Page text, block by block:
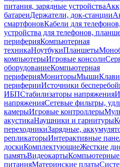
питания, зарядные устройства
батареиДержатели, док-станции
смартфоновКабели для
устройства для телефонов,
периферияКомпьютерная
техникаНоутбукиПланшеты
компьютерыИгровые консоли
оборудованиеКомпьютерная
периферияМониторыМыши
периферииИсточники
ИБПСтабилизаторы напряжения
напряженияСетевые фильтры,
камерыИгровые контроллеры
акустикаНаушники и гарнитуры
переходникиЗарядные,
репликаторыИнтерактивные
доскиКомплектующиеЖесткие
памятьВидеокартыКомпьютерные
питанияМатеринские платы